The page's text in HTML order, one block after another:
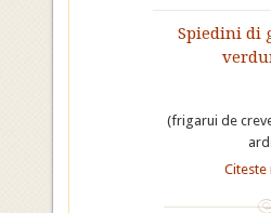
Spiedini di
(frigarui de
Citeste